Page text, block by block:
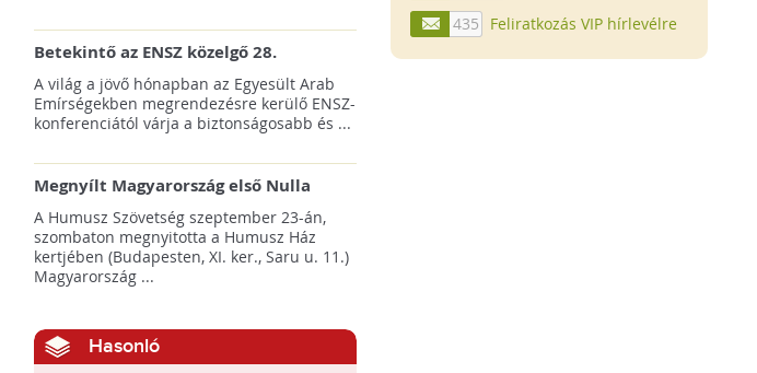
Betekintő az ENSZ közelgő 28.
klímacsúcsába
A világ a jövő hónapban az Egyesült Arab
Emírségekben megrendezésre kerülő ENSZ-
konferenciától várja a biztonságosabb és ...
Megnyílt Magyarország első Nulla
Hulladék Tanösvénye Budapesten
A Humusz Szövetség szeptember 23-án,
szombaton megnyitotta a Humusz Ház
kertjében (Budapesten, XI. ker., Saru u. 11.)
Magyarország ...
Hasonló
435
Feliratkozás VIP hírlevélre